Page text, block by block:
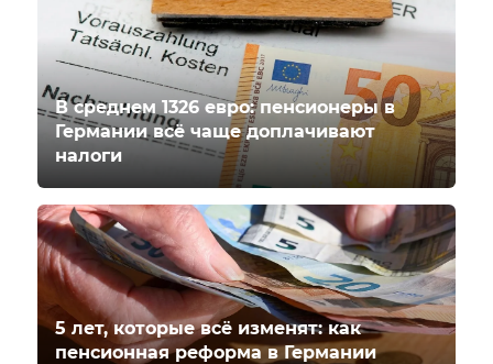
В среднем 1326 евро: пенсионеры в
Германии всё чаще доплачивают
налоги
5 лет, которые всё изменят: как
пенсионная реформа в Германии